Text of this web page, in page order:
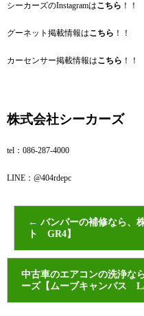
シーカーズのInstagramはこちら ！！
グーネット掲載情報はこちら ！！
カーセンサー掲載情報はこちら ！！
株式会社シーカーズ
tel：086‐287‐4000
LINE：@404rdepc
← バンパーの補修なら、
ト GR4】
中古車のエアコンの洗浄な
ーズ【ムーブキャンバス